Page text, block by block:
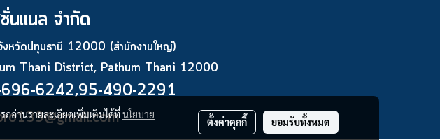
นแนล จำกัด
หวัดปทุมธานี 12000 (สำนักงานใหญ่)
Thani District, Pathum Thani 12000
6242,95-490-2291
อ่านรายละเอียดเพิ่มเติมได้ที่นโยบาย
ตั้งค่าคุกกี้ ยอมรับทั้งหมด